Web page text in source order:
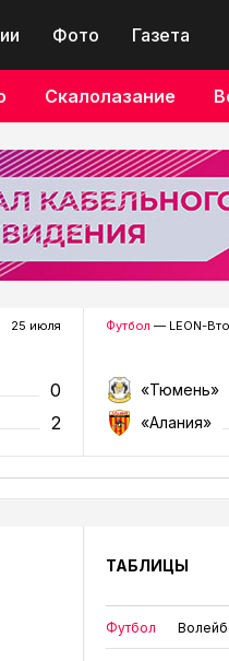
Фото Газета
Скалолазание
25 июля
0
2
Футбол — LEON-
«Тюмень»
«Алания»
ТАБЛИЦЫ
Футбол